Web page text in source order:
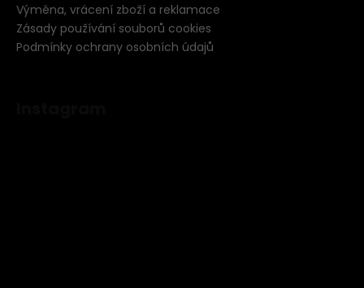
Výměna, vrácení zboží a reklamace
Zásady používání souborů cookies
Podmínky ochrany osobních údajů